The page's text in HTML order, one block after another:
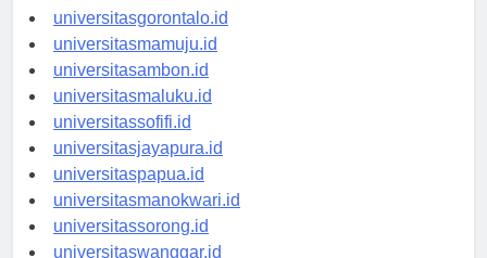
universitaskendari.id
universitasgorontalo.id
universitasmamuju.id
universitasambon.id
universitasmaluku.id
universitassofifi.id
universitasjayapura.id
universitaspapua.id
universitasmanokwari.id
universitassorong.id